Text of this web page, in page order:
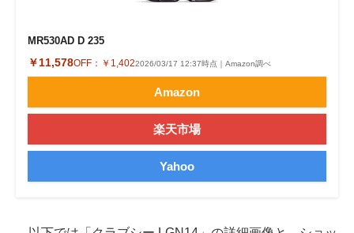
MR530AD D 235
￥11,578OFF： ￥1,4022026/03/17 12:37時点｜Amazon調べ
Amazon
楽天市場
Yahoo